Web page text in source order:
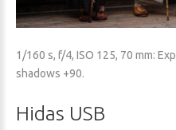
1/160 s, f/4, ISO 125, 70 mm:
shadows +90.
Hidas USB